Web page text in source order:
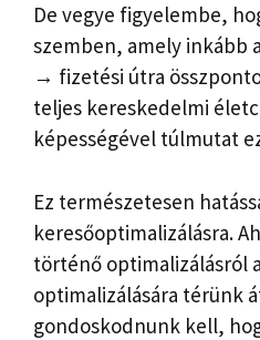
De vegye figyelembe,
szemben, amely
→ fizetési útra
teljes kereskedelmi
képességével túlmutat
Ez természetesen
keresőoptimalizálásra.
történő optimalizálásról
optimalizálására térünk
gondoskodnunk kell,